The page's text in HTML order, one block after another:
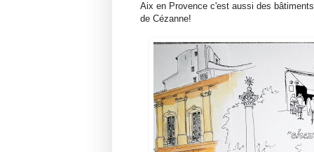
Aix en Provence c'est aussi des
de Cézanne!